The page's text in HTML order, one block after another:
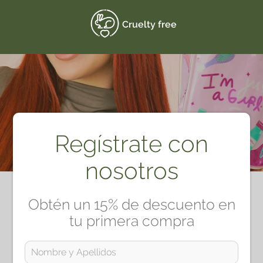
Cruelty free
Regístrate con
nosotros
Obtén un 15% de descuento en
tu primera compra